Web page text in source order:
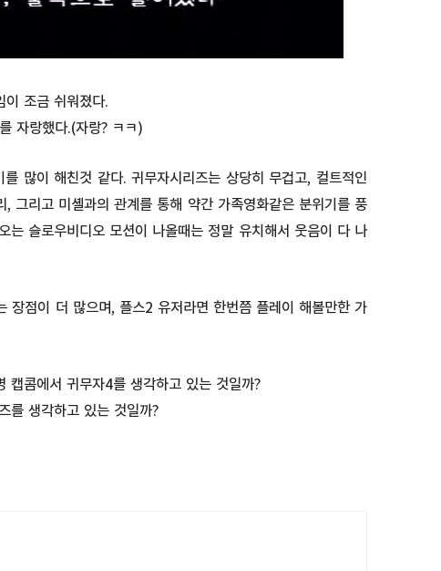
이 조금 쉬워졌다.
자랑했다.(자랑? ㅋㅋ)
많이 해친것 같다. 귀무자시리즈는 상당히 무겁고, 컬트적인
그리고 미셸과의 관계를 통해 약간 가족영화같은 분위기를 풍
는 슬로우비디오 모션이 나올때는 정말 유치해서 웃음이 다 나
장점이 더 많으며, 플스2 유저라면 한번쯤 플레이 해볼만한 가
캡콤에서 귀무자4를 생각하고 있는 것일까?
를 생각하고 있는 것일까?